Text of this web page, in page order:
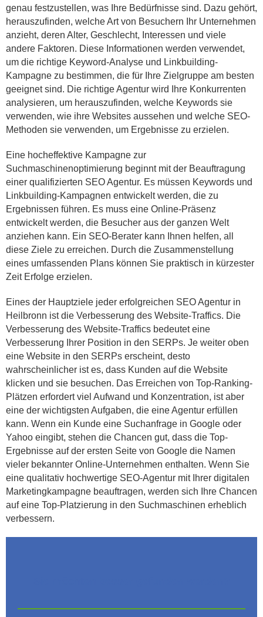
genau festzustellen, was Ihre Bedürfnisse sind. Dazu gehört,
herauszufinden, welche Art von Besuchern Ihr Unternehmen
anzieht, deren Alter, Geschlecht, Interessen und viele
andere Faktoren. Diese Informationen werden verwendet,
um die richtige Keyword-Analyse und Linkbuilding-
Kampagne zu bestimmen, die für Ihre Zielgruppe am besten
geeignet sind. Die richtige Agentur wird Ihre Konkurrenten
analysieren, um herauszufinden, welche Keywords sie
verwenden, wie ihre Websites aussehen und welche SEO-
Methoden sie verwenden, um Ergebnisse zu erzielen.
Eine hocheffektive Kampagne zur
Suchmaschinenoptimierung beginnt mit der Beauftragung
einer qualifizierten SEO Agentur. Es müssen Keywords und
Linkbuilding-Kampagnen entwickelt werden, die zu
Ergebnissen führen. Es muss eine Online-Präsenz
entwickelt werden, die Besucher aus der ganzen Welt
anziehen kann. Ein SEO-Berater kann Ihnen helfen, all
diese Ziele zu erreichen. Durch die Zusammenstellung
eines umfassenden Plans können Sie praktisch in kürzester
Zeit Erfolge erzielen.
Eines der Hauptziele jeder erfolgreichen SEO Agentur in
Heilbronn ist die Verbesserung des Website-Traffics. Die
Verbesserung des Website-Traffics bedeutet eine
Verbesserung Ihrer Position in den SERPs. Je weiter oben
eine Website in den SERPs erscheint, desto
wahrscheinlicher ist es, dass Kunden auf die Website
klicken und sie besuchen. Das Erreichen von Top-Ranking-
Plätzen erfordert viel Aufwand und Konzentration, ist aber
eine der wichtigsten Aufgaben, die eine Agentur erfüllen
kann. Wenn ein Kunde eine Suchanfrage in Google oder
Yahoo eingibt, stehen die Chancen gut, dass die Top-
Ergebnisse auf der ersten Seite von Google die Namen
vieler bekannter Online-Unternehmen enthalten. Wenn Sie
eine qualitativ hochwertige SEO-Agentur mit Ihrer digitalen
Marketingkampagne beauftragen, werden sich Ihre Chancen
auf eine Top-Platzierung in den Suchmaschinen erheblich
verbessern.